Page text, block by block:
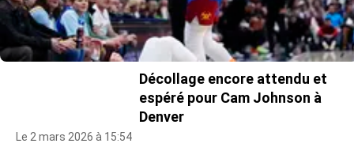
Décollage encore attendu et
espéré pour Cam Johnson à
Denver
Le 2 mars 2026 à 15:54